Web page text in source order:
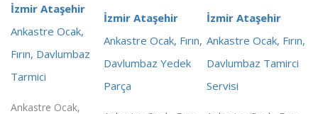
İzmir Ataşehir
Ankastre Ocak,
Fırın, Davlumbaz
Tarmici
Ankastre Ocak,
İzmir Ataşehir
Ankastre Ocak, Fırın,
Davlumbaz Yedek
Parça
İzmir Ataşehir
Ankastre Ocak, Fırın,
Davlumbaz Tamirci
Servisi